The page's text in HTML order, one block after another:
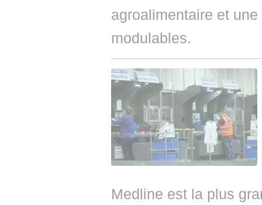
agroalimentaire et
modulables.
Medline est la plus